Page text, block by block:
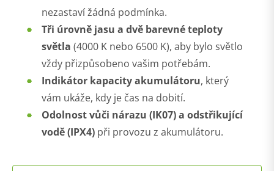
nezastaví žádná podmínka.
Tři úrovně jasu a dvě barevné teploty
světla (4000 K nebo 6500 K), aby bylo světlo
vždy přizpůsobeno vašim potřebám.
Indikátor kapacity akumulátoru, který
vám ukáže, kdy je čas na dobití.
Odolnost vůči nárazu (IK07) a odstřikující
vodě (IPX4) při provozu z akumulátoru.